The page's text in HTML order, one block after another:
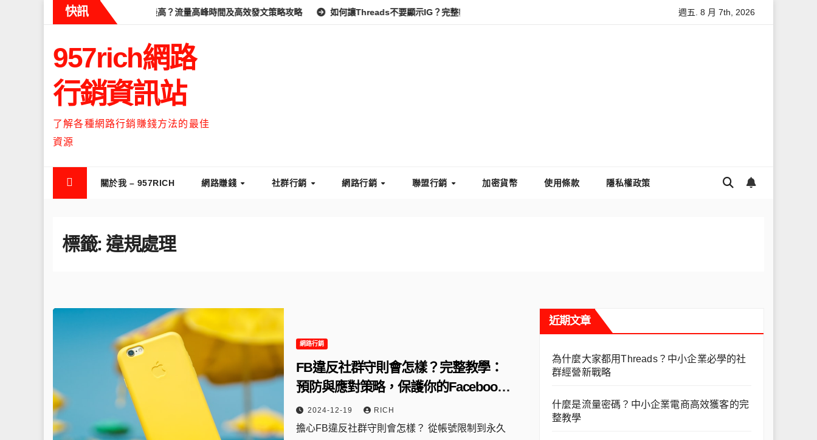
快訊
Threads什麼時候流量最高？流量高峰時間及高效發文策略攻略 如何讓Threads不要顯示IG？完整教學：高效管理你的線上隱私與數據安全 怎麼讓Threads流量變多？高效提升流量的完整教學
週五. 8 月 7th, 2026
957rich網路
行銷資訊站
了解各種網路行銷賺錢方法的最佳
資源
關於我 – 957RICH 網路賺錢 社群行銷 網路行銷 聯盟行銷 加密貨幣 使用條款 隱私權政策
標籤: 違規處理
網路行銷
FB違反社群守則會怎樣？完整教學：
預防與應對策略，保護你的Facebook
帳號！
2024-12-19 RICH
擔心FB違反社群守則會怎樣？ 從帳號限制到永久
近期文章
為什麼大家都用Threads？中小企業必學的社
群經營新戰略
什麼是流量密碼？中小企業電商高效獲客的完
整教學